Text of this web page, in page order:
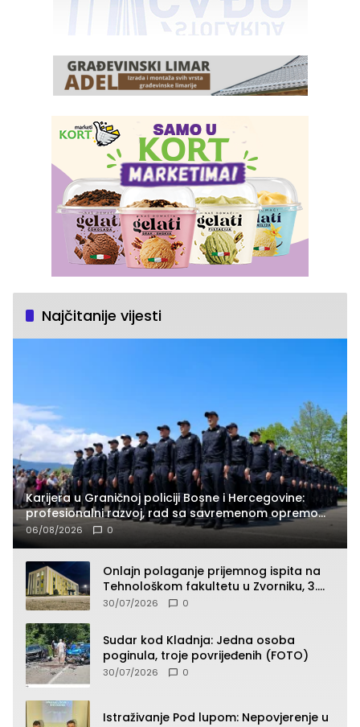
Najčitanije vijesti
Karijera u Graničnoj policiji Bosne i Hercegovine:
profesionalni razvoj, rad sa savremenom opremom
i služba građanima
06/08/2026 0
Onlajn polaganje prijemnog ispita na
Tehnološkom fakultetu u Zvorniku, 3.
septembra u 9.00 časova
30/07/2026 0
Sudar kod Kladnja: Jedna osoba
poginula, troje povrijeđenih (FOTO)
30/07/2026 0
Istraživanje Pod lupom: Nepovjerenje u